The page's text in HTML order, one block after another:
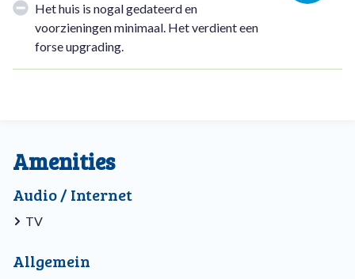
Het huis is nogal gedateerd en
voorzieningen minimaal. Het verdient een
forse upgrading.
Amenities
Audio / Internet
TV
Allgemein